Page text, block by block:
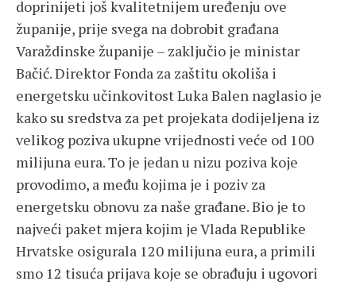
doprinijeti još kvalitetnijem uređenju ove
županije, prije svega na dobrobit građana
Varaždinske županije – zaključio je ministar
Bačić. Direktor Fonda za zaštitu okoliša i
energetsku učinkovitost Luka Balen naglasio je
kako su sredstva za pet projekata dodijeljena iz
velikog poziva ukupne vrijednosti veće od 100
milijuna eura. To je jedan u nizu poziva koje
provodimo, a među kojima je i poziv za
energetsku obnovu za naše građane. Bio je to
najveći paket mjera kojim je Vlada Republike
Hrvatske osigurala 120 milijuna eura, a primili
smo 12 tisuća prijava koje se obrađuju i ugovori